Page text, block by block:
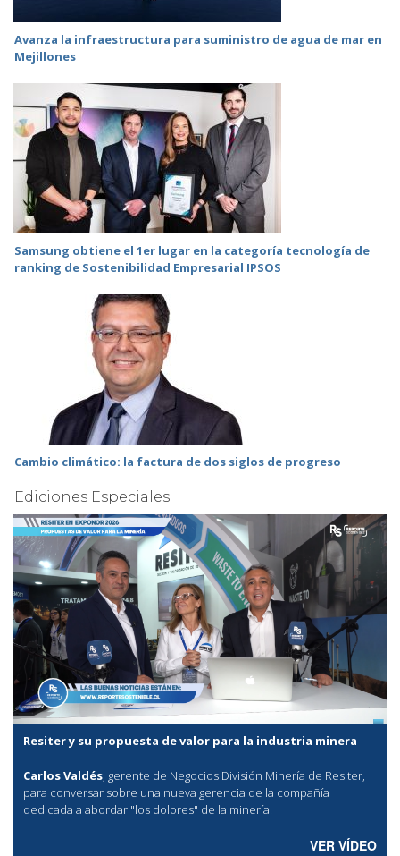
Avanza la infraestructura para suministro de agua de mar en
Mejillones
Samsung obtiene el 1er lugar en la categoría tecnología de
ranking de Sostenibilidad Empresarial IPSOS
Cambio climático: la factura de dos siglos de progreso
Ediciones Especiales
Resiter y su propuesta de valor para la industria minera
Carlos Valdés, gerente de Negocios División Minería de Resiter,
para conversar sobre una nueva gerencia de la compañía
dedicada a abordar "los dolores" de la minería.
VER VÍDEO